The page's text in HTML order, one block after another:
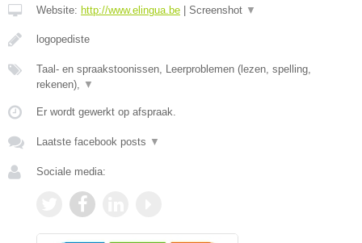
Website: http://www.elingua.be Screenshot ▼
logopediste
Taal- en spraakstoonissen, Leerproblemen (lezen, spelling,
rekenen), ▼
Er wordt gewerkt op afspraak.
Laatste facebook posts ▼
Sociale media: